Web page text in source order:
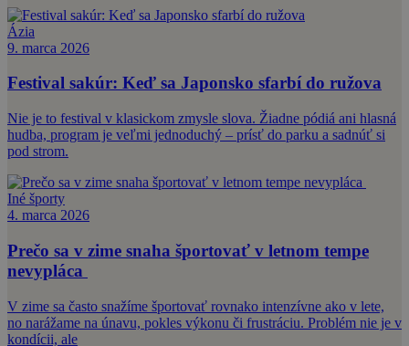
Ázia
9. marca 2026
Festival sakúr: Keď sa Japonsko sfarbí do ružova
Nie je to festival v klasickom zmysle slova. Žiadne pódiá ani hlasná
hudba, program je veľmi jednoduchý – prísť do parku a sadnúť si
pod strom.
Iné športy
4. marca 2026
Prečo sa v zime snaha športovať v letnom tempe
nevypláca
V zime sa často snažíme športovať rovnako intenzívne ako v lete,
no narážame na únavu, pokles výkonu či frustráciu. Problém nie je v
kondícii, ale